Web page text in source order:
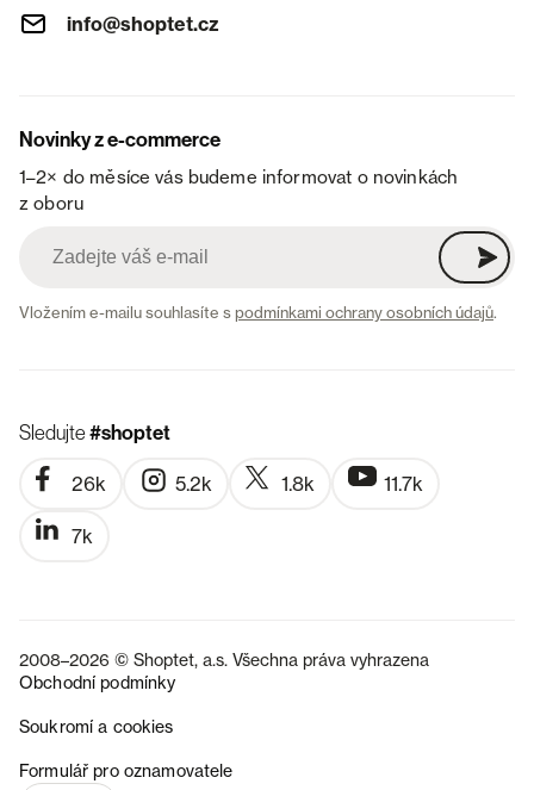
info@shoptet.cz
Novinky z e-commerce
1–2× do měsíce vás budeme informovat o novinkách
z oboru
Vložením e-mailu souhlasíte spodmínkami ochrany osobních údajů.
Sledujte#shoptet
26k 5.2k 1.8k 11.7k
7k
2008–2026 © Shoptet, a.s. Všechna práva vyhrazena
Obchodní podmínky
Soukromí a cookies
Formulář pro oznamovatele